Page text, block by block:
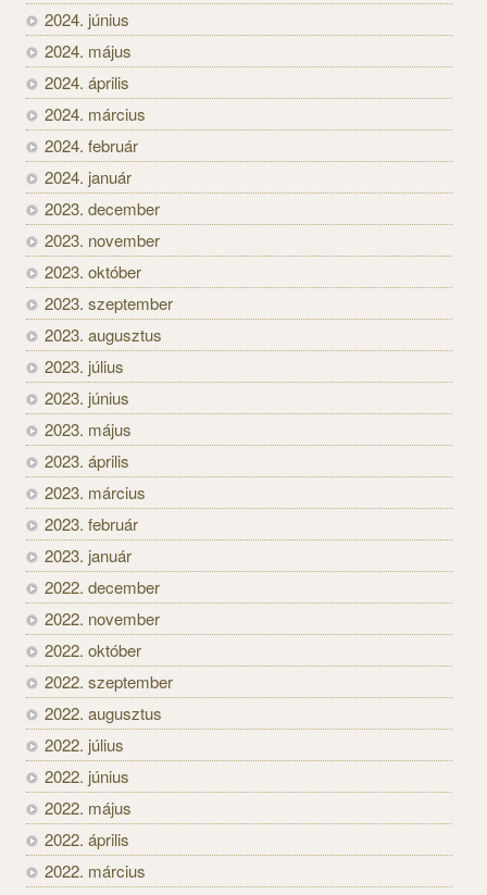
2024. június
2024. május
2024. április
2024. március
2024. február
2024. január
2023. december
2023. november
2023. október
2023. szeptember
2023. augusztus
2023. július
2023. június
2023. május
2023. április
2023. március
2023. február
2023. január
2022. december
2022. november
2022. október
2022. szeptember
2022. augusztus
2022. július
2022. június
2022. május
2022. április
2022. március